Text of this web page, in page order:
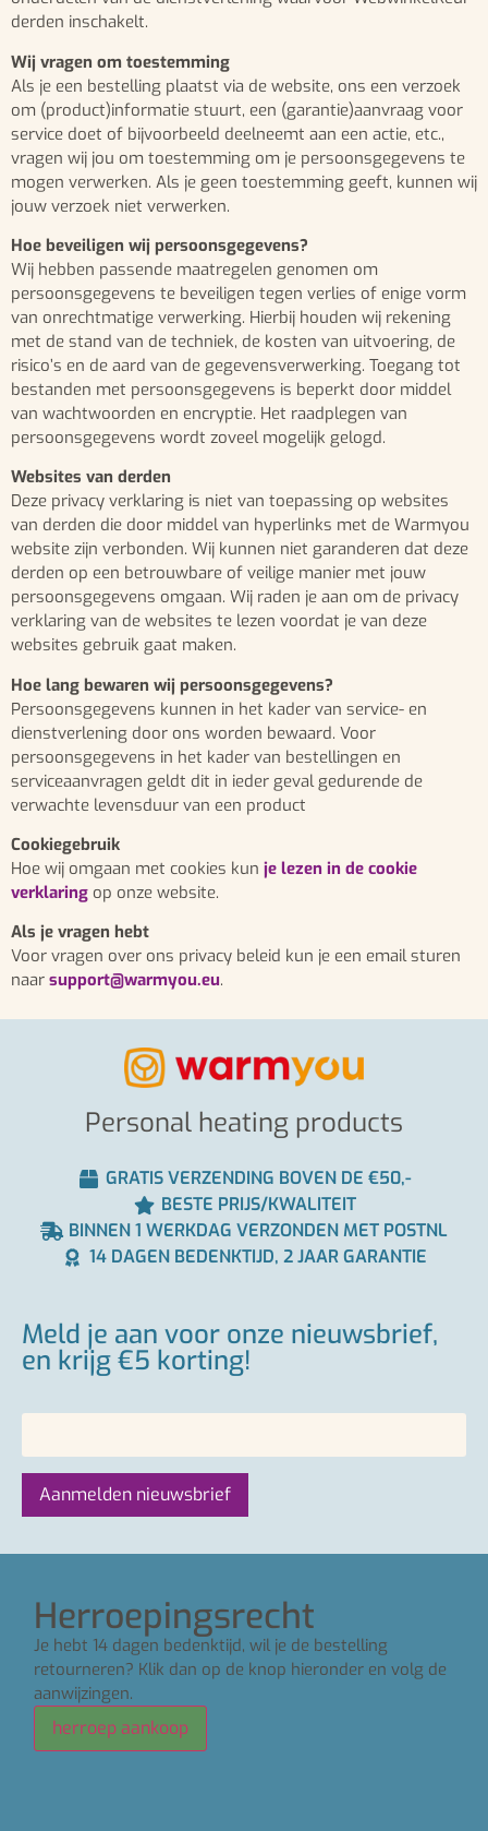
derden inschakelt.
Wij vragen om toestemming
Als je een bestelling plaatst via de website, ons een verzoek
om (product)informatie stuurt, een (garantie)aanvraag voor
service doet of bijvoorbeeld deelneemt aan een actie, etc.,
vragen wij jou om toestemming om je persoonsgegevens te
mogen verwerken. Als je geen toestemming geeft, kunnen wij
jouw verzoek niet verwerken.
Hoe beveiligen wij persoonsgegevens?
Wij hebben passende maatregelen genomen om
persoonsgegevens te beveiligen tegen verlies of enige vorm
van onrechtmatige verwerking. Hierbij houden wij rekening
met de stand van de techniek, de kosten van uitvoering, de
risico’s en de aard van de gegevensverwerking. Toegang tot
bestanden met persoonsgegevens is beperkt door middel
van wachtwoorden en encryptie. Het raadplegen van
persoonsgegevens wordt zoveel mogelijk gelogd.
Websites van derden
Deze privacy verklaring is niet van toepassing op websites
van derden die door middel van hyperlinks met de Warmyou
website zijn verbonden. Wij kunnen niet garanderen dat deze
derden op een betrouwbare of veilige manier met jouw
persoonsgegevens omgaan. Wij raden je aan om de privacy
verklaring van de websites te lezen voordat je van deze
websites gebruik gaat maken.
Hoe lang bewaren wij persoonsgegevens?
Persoonsgegevens kunnen in het kader van service- en
dienstverlening door ons worden bewaard. Voor
persoonsgegevens in het kader van bestellingen en
serviceaanvragen geldt dit in ieder geval gedurende de
verwachte levensduur van een product
Cookiegebruik
Hoe wij omgaan met cookies kun je lezen in de cookie
verklaring op onze website.
Als je vragen hebt
Voor vragen over ons privacy beleid kun je een email sturen
naar support@warmyou.eu.
Personal heating products
GRATIS VERZENDING BOVEN DE €50,-
BESTE PRIJS/KWALITEIT
BINNEN 1 WERKDAG VERZONDEN MET POSTNL
14 DAGEN BEDENKTIJD, 2 JAAR GARANTIE
Meld je aan voor onze nieuwsbrief,
en krijg €5 korting!
Herroepingsrecht
Je hebt 14 dagen bedenktijd, wil je de bestelling
retourneren? Klik dan op de knop hieronder en volg de
aanwijzingen.
herroep aankoop